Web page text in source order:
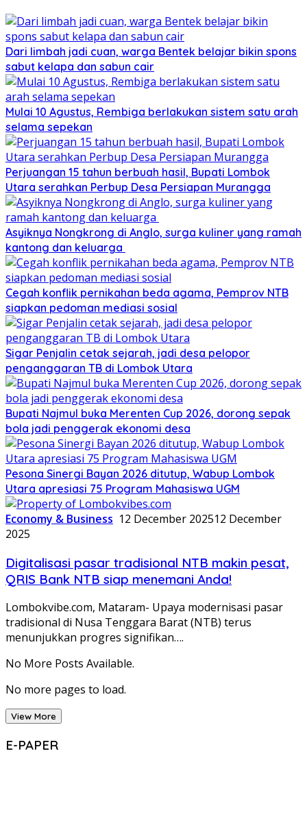
Dari limbah jadi cuan, warga Bentek belajar bikin spons
sabut kelapa dan sabun cair
Mulai 10 Agustus, Rembiga berlakukan sistem satu arah
selama sepekan
Perjuangan 15 tahun berbuah hasil, Bupati Lombok
Utara serahkan Perbup Desa Persiapan Murangga
Asyiknya Nongkrong di Anglo, surga kuliner yang ramah
kantong dan keluarga
Cegah konflik pernikahan beda agama, Pemprov NTB
siapkan pedoman mediasi sosial
Sigar Penjalin cetak sejarah, jadi desa pelopor
penganggaran TB di Lombok Utara
Bupati Najmul buka Merenten Cup 2026, dorong sepak
bola jadi penggerak ekonomi desa
Pesona Sinergi Bayan 2026 ditutup, Wabup Lombok
Utara apresiasi 75 Program Mahasiswa UGM
Economy & Business 12 December 202512 December
2025
Digitalisasi pasar tradisional NTB makin pesat,
QRIS Bank NTB siap menemani Anda!
Lombokvibe.com, Mataram- Upaya modernisasi pasar
tradisional di Nusa Tenggara Barat (NTB) terus
menunjukkan progres signifikan….
No More Posts Available.
No more pages to load.
View More
E-PAPER